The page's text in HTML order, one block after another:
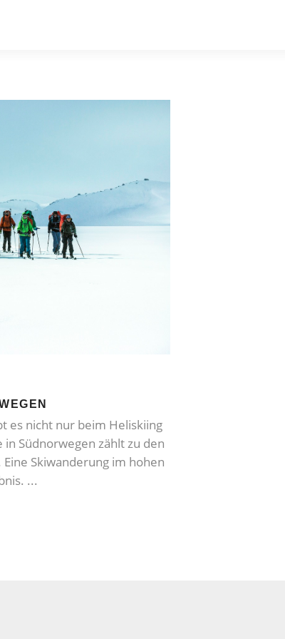
es nicht nur beim Heliskiing
in Südnorwegen zählt zu den
Skiwanderung im hohen